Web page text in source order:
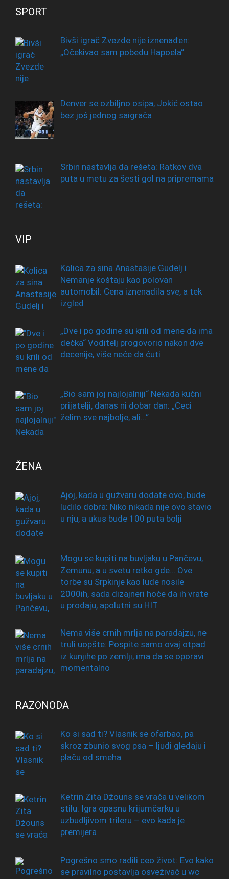
SPORT
Bivši igrač Zvezde nije iznenađen:
„Očekivao sam pobedu Hapoela“
Denver se ozbiljno osipa, Jokić ostao
bez još jednog saigrača
Srbin nastavlja da rešeta: Ratkov dva
puta u metu za šesti gol na pripremama
VIP
Kolica za sina Anastasije Gudelj i
Nemanje koštaju kao polovan
automobil: Cena iznenadila sve, a tek
izgled
„Dve i po godine su krili od mene da ima
dečka“ Voditelj progovorio nakon dve
decenije, više neće da ćuti
„Bio sam joj najlojalniji“ Nekada kućni
prijatelji, danas ni dobar dan: „Ceci
želim sve najbolje, ali…“
ŽENA
Ajoj, kada u gužvaru dodate ovo, bude
ludilo dobra: Niko nikada nije ovo stavio
u nju, a ukus bude 100 puta bolji
Mogu se kupiti na buvljaku u Pančevu,
Zemunu, a u svetu retko gde… Ove
torbe su Srpkinje kao lude nosile
2000ih, sada dizajneri hoće da ih vrate
u prodaju, apolutni su HIT
Nema više crnih mrlja na paradajzu, ne
truli uopšte: Pospite samo ovaj otpad
iz kunjihe po zemlji, ima da se oporavi
momentalno
RAZONODA
Ko si sad ti? Vlasnik se ofarbao, pa
skroz zbunio svog psa – ljudi gledaju i
plaču od smeha
Ketrin Zita Džouns se vraća u velikom
stilu: Igra opasnu krijumčarku u
uzbudljivom trileru – evo kada je
premijera
Pogrešno smo radili ceo život: Evo kako
se pravilno postavlja osveživač u wc